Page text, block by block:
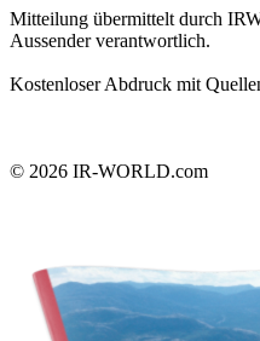
Mitteilung übermittelt durch
Aussender verantwortlich.
Kostenloser Abdruck mit
© 2026 IR-WORLD.com